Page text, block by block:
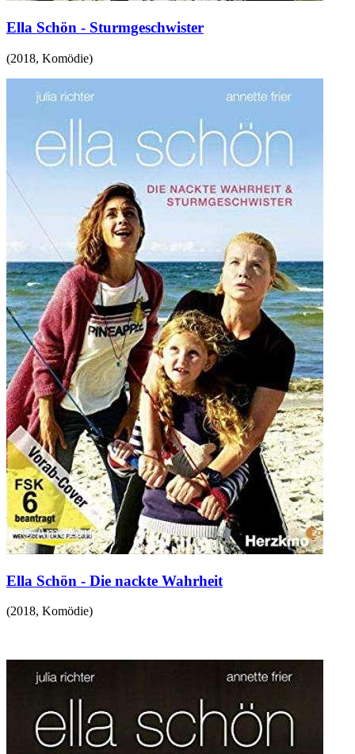
Ella Schön - Sturmgeschwister
(2018, Komödie)
Ella Schön - Die nackte Wahrheit
(2018, Komödie)